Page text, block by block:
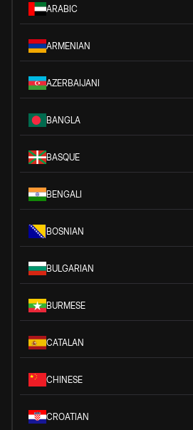
ARABIC
ARMENIAN
AZERBAIJANI
BANGLA
BASQUE
BENGALI
BOSNIAN
BULGARIAN
BURMESE
CATALAN
CHINESE
CROATIAN